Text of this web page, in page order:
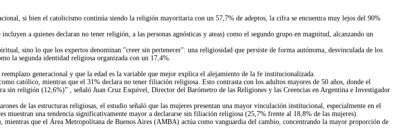
si bien el catolicismo continúa siendo la religión mayoritaria con un 57,7% de adeptos, la cifra se encuentra muy lejos del 90%
a quienes declaran no tener religión, a las personas agnósticas y ateas) como el segundo grupo en magnitud, alcanzando un
sino lo que los expertos denominan "creer sin pertenecer": una religiosidad que persiste de forma autónoma, desvinculada de los
la segunda identidad religiosa organizada con un 17,4%.
generacional y que la edad es la variable que mejor explica el alejamiento de la fe institucionalizada.
católico, mientras que el 31% declara no tener filiación religiosa. Esto contrasta con los adultos mayores de 50 años, donde el
sin religión (12,6%)” , señaló Juan Cruz Esquivel, Director del Barómetro de las Religiones y las Creencias en Argentina e Investigador
de las estructuras religiosas, el estudio señaló que las mujeres presentan una mayor vinculación institucional, especialmente en el
muestran una tendencia significativamente mayor a declararse sin filiación religiosa (25,7% frente al 18,8% de las mujeres).
que el Área Metropolitana de Buenos Aires (AMBA) actúa como vanguardia del cambio, concentrando la mayor proporción de